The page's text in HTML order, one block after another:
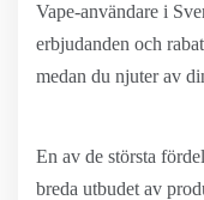
Vape-användare i
erbjudanden och
medan du njuter av
En av de största
breda utbudet av